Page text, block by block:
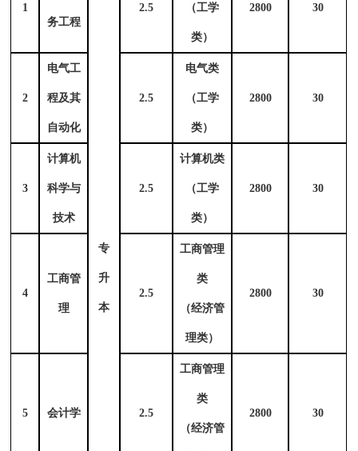
1
务工程
专
升
本
2.5 （工学
类）
2800 30
2
电气工
程及其
自动化
2.5
电气类
（工学
类）
2800 30
3
计算机
科学与
技术
2.5
计算机类
（工学
类）
2800 30
4
工商管
理
2.5
工商管理
类
（经济管
理类）
2800 30
5 会计学 2.5
工商管理
类
（经济管
2800 30